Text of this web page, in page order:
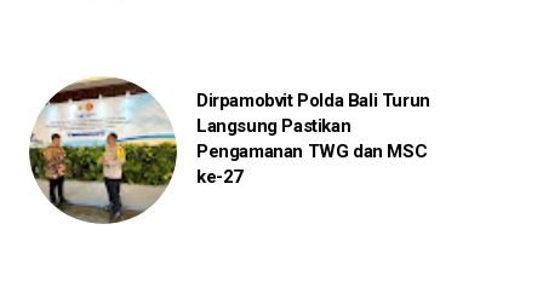
Dirpamobvit Polda Bali Turun
Langsung Pastikan
Pengamanan TWG dan MSC
ke-27